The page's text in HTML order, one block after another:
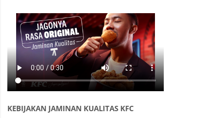
KEBIJAKAN JAMINAN KUALITAS KFC